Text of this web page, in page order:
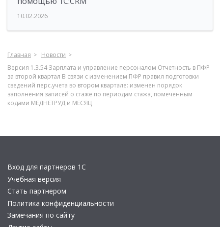
10.02.2026
Главная
Новости
Версия 1.3.54 Зарплата и управление персоналом Отчетность в ПФР
за второй квартал В связи с изменением ПФР правил подготовки
сведений перс.учета во втором квартале: изменен порядок
заполнения записей о стаже по периодам стажа, помеченным
кодами МЕДНЕТРУД и МЕСЯЦ
Вход для партнеров 1С
Учебная версия
Стать партнером
Политика конфиденциальности
Замечания по сайту